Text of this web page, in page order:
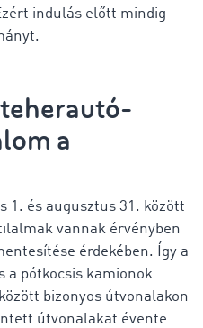
indulás előtt mindig
a
1. és augusztus 31. között
vannak érvényben
érdekében. Így a
a pótkocsis kamionok
bizonyos útvonalakon
útvonalakat évente